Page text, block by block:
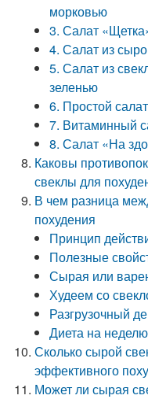
морковью
3. Салат
4. Салат из
5. Салат из
зеленью
6. Простой
7. Витаминный
8. Салат «На
Каковы
свеклы для
В чем разница
похудения
Принцип
Полезные
Сырая или
Худеем со
Разгрузочный
Диета на неделю
Сколько сырой
эффективного
Может ли сырая